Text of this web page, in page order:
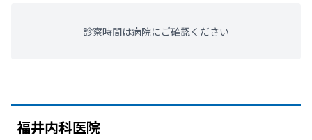
診察時間は病院にご確認ください
福井内科医院